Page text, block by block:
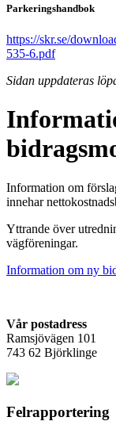
Parkeringshandbok
https://skr.se/
535-6.pdf
Sidan uppdateras
Information om
innehar
Yttrande över
vägföreningar.
Information om ny
Vår postadress
Ramsjövägen 101
743 62 Björklinge
Felrapportering